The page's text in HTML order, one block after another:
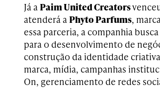
Já aPaim United Creators
atenderá aPhyto Parfums,
essa parceria, a companhia
para o desenvolvimento de
construção da identidade
marca, mídia, campanhas
On, gerenciamento de redes